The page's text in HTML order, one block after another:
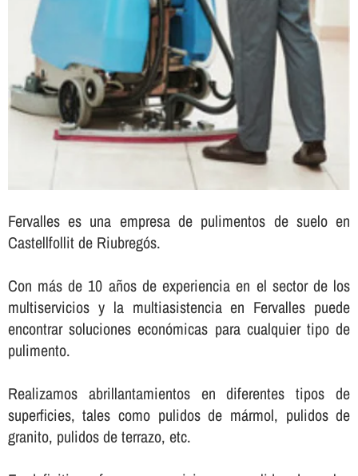
Fervalles es una empresa de pulimentos de suelo en
Castellfollit de Riubregós.
Con más de 10 años de experiencia en el sector de los
multiservicios y la multiasistencia en Fervalles puede
encontrar soluciones económicas para cualquier tipo de
pulimento.
Realizamos abrillantamientos en diferentes tipos de
superficies, tales como pulidos de mármol, pulidos de
granito, pulidos de terrazo, etc.